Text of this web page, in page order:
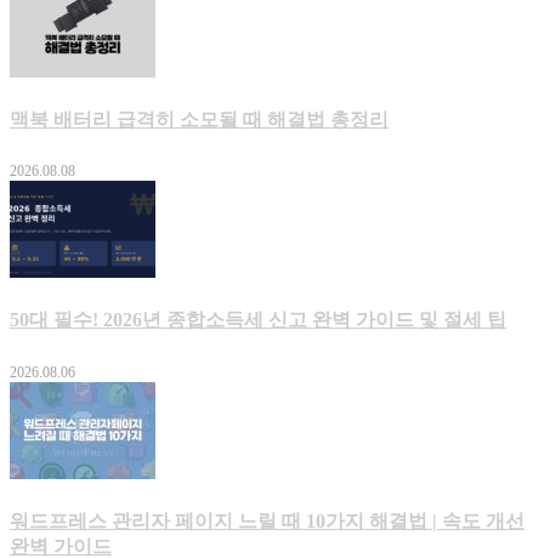
맥북 배터리 급격히 소모될 때 해결법 총정리
2026.08.08
50대 필수! 2026년 종합소득세 신고 완벽 가이드 및 절세 팁
2026.08.06
워드프레스 관리자 페이지 느릴 때 10가지 해결법 | 속도 개선
완벽 가이드